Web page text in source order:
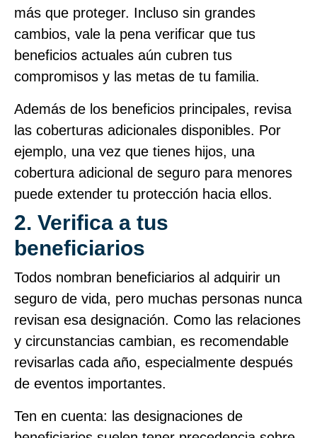
más que proteger. Incluso sin grandes
cambios, vale la pena verificar que tus
beneficios actuales aún cubren tus
compromisos y las metas de tu familia.
Además de los beneficios principales, revisa
las coberturas adicionales disponibles. Por
ejemplo, una vez que tienes hijos, una
cobertura adicional de seguro para menores
puede extender tu protección hacia ellos.
2. Verifica a tus
beneficiarios
Todos nombran beneficiarios al adquirir un
seguro de vida, pero muchas personas nunca
revisan esa designación. Como las relaciones
y circunstancias cambian, es recomendable
revisarlas cada año, especialmente después
de eventos importantes.
Ten en cuenta: las designaciones de